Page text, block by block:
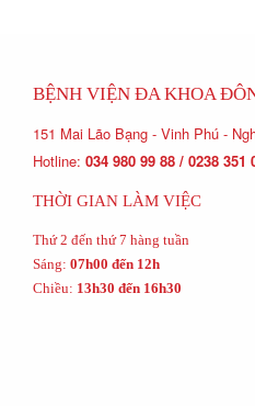
BỆNH VIỆN ĐA KHOA
151 Mai Lão Bạng - Vinh Phú -
Hotline: 034 980 99 88 / 0238 351
THỜI GIAN LÀM VIỆC
Thứ 2 đến thứ 7 hàng tuần
Sáng: 07h00 đến 12h
Chiều: 13h30 đến 16h30